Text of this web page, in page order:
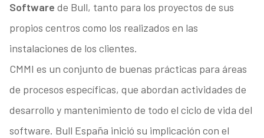
Software de Bull, tanto para los proyectos de sus
propios centros como los realizados en las
instalaciones de los clientes.
CMMI es un conjunto de buenas prácticas para áreas
de procesos específicas, que abordan actividades de
desarrollo y mantenimiento de todo el ciclo de vida del
software. Bull España inició su implicación con el